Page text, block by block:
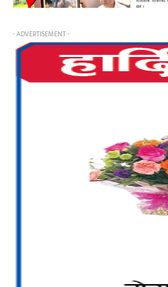
- ADVERTISEMENT -